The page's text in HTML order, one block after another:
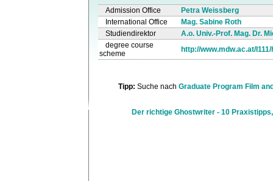
Admission Office
Petra Weissberg
International Office
Mag. Sabine Roth
Studiendirektor
A.o. Univ.-Prof. Mag. Dr.
degree course
scheme
http://www.mdw.ac.at/
Tipp: Suche nach Graduate Program Film
Der richtige Ghostwriter - 10